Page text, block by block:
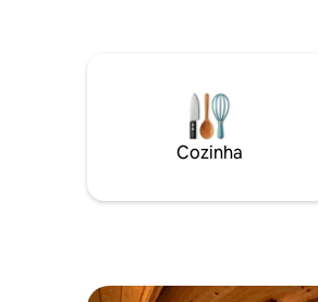
para churrascos. Garante o
e segurança graças ao seu
parque de estacionamento e
serviços 7/7 do nosso zelador.
Cozinha